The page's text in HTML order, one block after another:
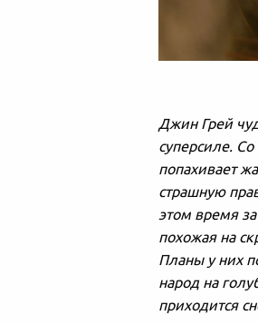
Джин Грей
суперсиле.
попахивает
страшную
этом время
похожая на
Планы у них
народ на
приходится